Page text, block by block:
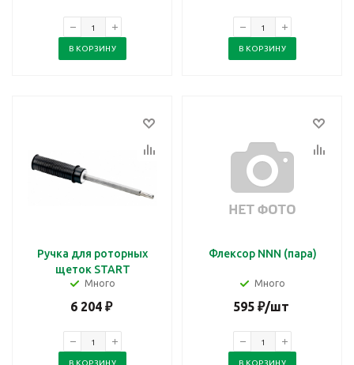
В КОРЗИНУ В КОРЗИНУ
Ручка для роторных
щеток START
Много
6 204₽
В КОРЗИНУ
Флексор NNN (пара)
Много
595₽/шт
В КОРЗИНУ